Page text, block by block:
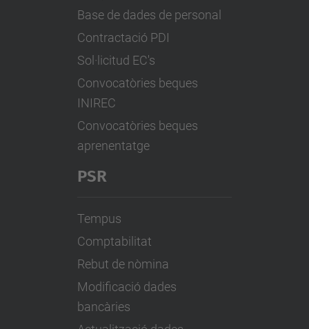
Base de dades de personal
Contractació PDI
Sol·licitud EC's
Convocatòries beques
INIREC
Convocatòries beques
aprenentatge
PSR
Tempus
Comptabilitat
Rebut de nòmina
Modificació dades
bancàries